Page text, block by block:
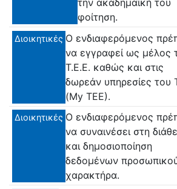
την ακαδημαϊκή του
φοίτηση.
Διοικητικές Ο ενδιαφερόμενος
να εγγραφεί ως μέλος
Τ.Ε.Ε. καθώς και στις
δωρεάν υπηρεσίες του
(My ΤΕΕ).
Διοικητικές Ο ενδιαφερόμενος
να συναινέσει στη
και δημοσιοποίηση
δεδομένων
χαρακτήρα.